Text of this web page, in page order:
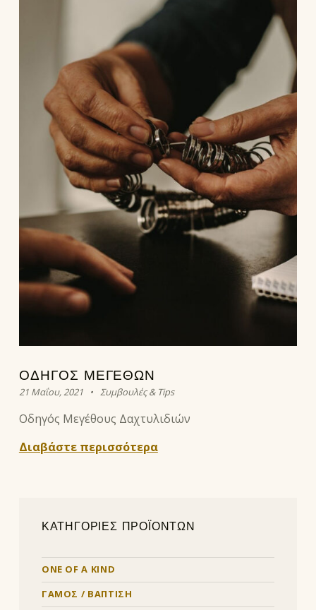
ΟΔΗΓΟΣ ΜΕΓΕΘΩΝ
Posted on:
21 Μαΐου, 2021 Written by:
eleni
Συμβουλές & Tips
Οδηγός Μεγέθους Δαχτυλιδιών
Διαβάστε περισσότερα
ΚΑΤΗΓΟΡΙΕΣ ΠΡΟΪΟΝΤΩΝ
ONE OF A KIND
ΓΑΜΟΣ / ΒΑΠΤΙΣΗ